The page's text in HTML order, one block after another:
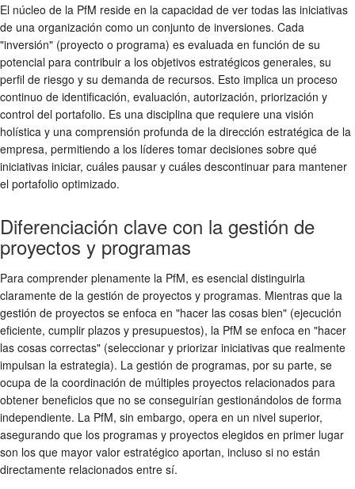
El núcleo de la PfM reside en la capacidad de ver todas las iniciativas
de una organización como un conjunto de inversiones. Cada
"inversión" (proyecto o programa) es evaluada en función de su
potencial para contribuir a los objetivos estratégicos generales, su
perfil de riesgo y su demanda de recursos. Esto implica un proceso
continuo de identificación, evaluación, autorización, priorización y
control del portafolio. Es una disciplina que requiere una visión
holística y una comprensión profunda de la dirección estratégica de la
empresa, permitiendo a los líderes tomar decisiones sobre qué
iniciativas iniciar, cuáles pausar y cuáles descontinuar para mantener
el portafolio optimizado.
Diferenciación clave con la gestión de
proyectos y programas
Para comprender plenamente la PfM, es esencial distinguirla
claramente de la gestión de proyectos y programas. Mientras que la
gestión de proyectos se enfoca en "hacer las cosas bien" (ejecución
eficiente, cumplir plazos y presupuestos), la PfM se enfoca en "hacer
las cosas correctas" (seleccionar y priorizar iniciativas que realmente
impulsan la estrategia). La gestión de programas, por su parte, se
ocupa de la coordinación de múltiples proyectos relacionados para
obtener beneficios que no se conseguirían gestionándolos de forma
independiente. La PfM, sin embargo, opera en un nivel superior,
asegurando que los programas y proyectos elegidos en primer lugar
son los que mayor valor estratégico aportan, incluso si no están
directamente relacionados entre sí.